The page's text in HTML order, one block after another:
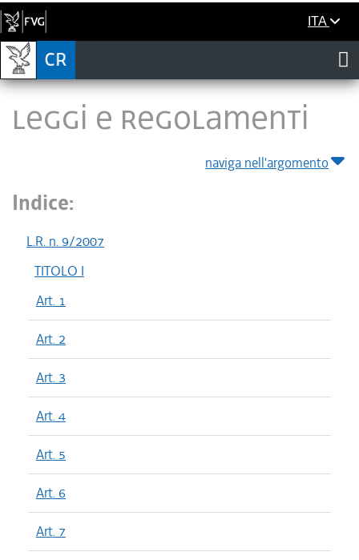
ITA
LEGGI E REGOLAMENTI
naviga nell'argomento
Indice:
L.R. n. 9/2007
TITOLO I
Art. 1
Art. 2
Art. 3
Art. 4
Art. 5
Art. 6
Art. 7